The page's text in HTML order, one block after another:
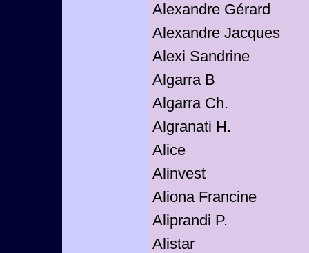
Alexandre Gérard
Alexandre Jacques
Alexi Sandrine
Algarra B
Algarra Ch.
Algranati H.
Alice
Alinvest
Aliona Francine
Aliprandi P.
Alistar